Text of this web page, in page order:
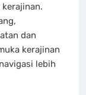
dan
kerajinan
lebih